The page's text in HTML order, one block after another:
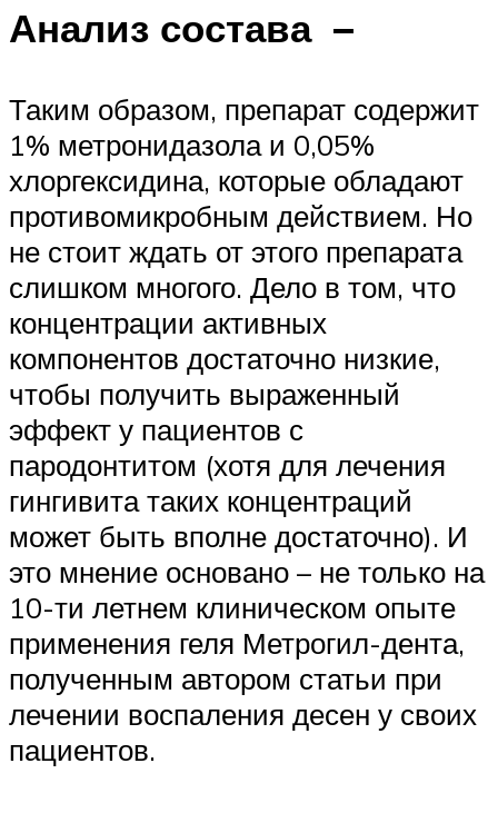
Анализ состава –
Таким образом, препарат содержит
1% метронидазола и 0,05%
хлоргексидина, которые обладают
противомикробным действием. Но
не стоит ждать от этого препарата
слишком многого. Дело в том, что
концентрации активных
компонентов достаточно низкие,
чтобы получить выраженный
эффект у пациентов с
пародонтитом (хотя для лечения
гингивита таких концентраций
может быть вполне достаточно). И
это мнение основано – не только на
10-ти летнем клиническом опыте
применения геля Метрогил-дента,
полученным автором статьи при
лечении воспаления десен у своих
пациентов.